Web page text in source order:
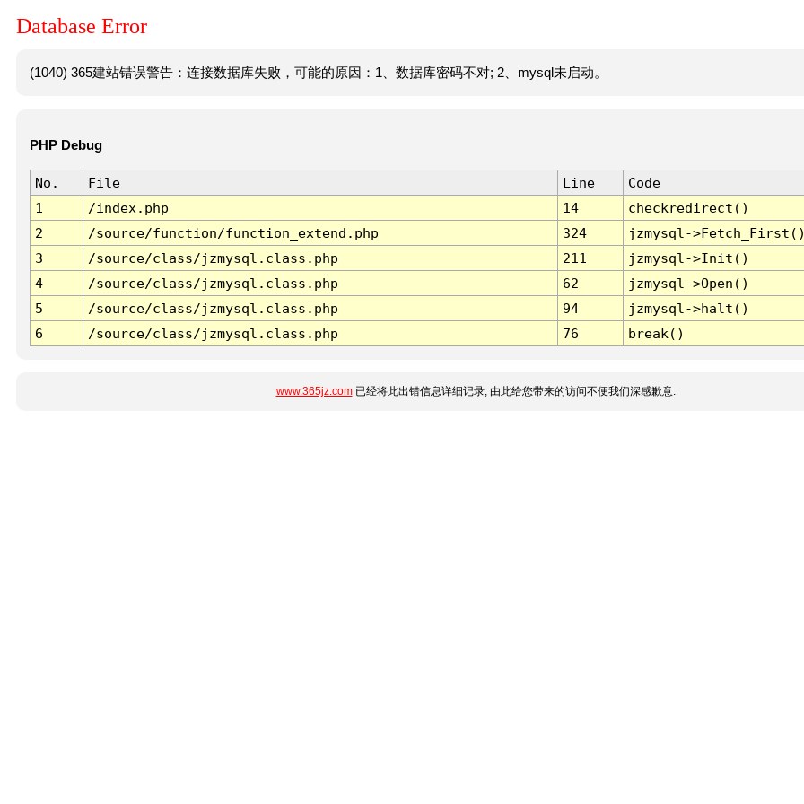
Database Error
(1040) 365建站错误警告：连接数据库失败，可能的原因：1、数据库密码不对; 2、mysql未启动。
PHP Debug
No. File Line
Code
1
/index.php 14
checkredirect()
2
/source/function/function_extend.php 324
jzmysql-
3
/source/class/jzmysql.class.php 211
jzmysql->Init()
4
/source/class/jzmysql.class.php 62
jzmysql->Open()
5
/source/class/jzmysql.class.php 94
jzmysql->halt()
6
/source/class/jzmysql.class.php 76 break()
www.365jz.com已经将此出错信息详细记录, 由此给您带来的访问不便我们深感歉意.